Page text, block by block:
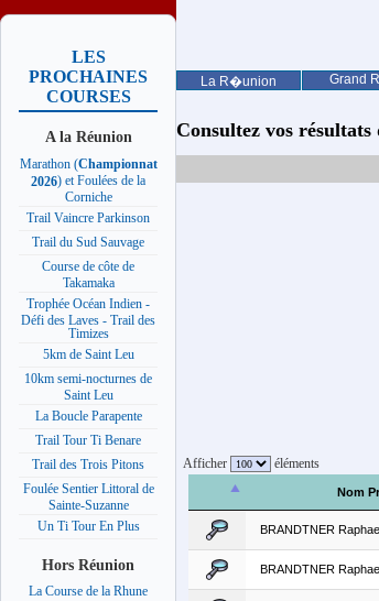
La R�union Grand
LES
PROCHAINES
COURSES
A la Réunion
Marathon (Championnat
2026) et Foulées de la
Corniche
Trail Vaincre Parkinson
Trail du Sud Sauvage
Course de côte de
Takamaka
Trophée Océan Indien -
Défi des Laves - Trail des
Timizes
5km de Saint Leu
10km semi-nocturnes de
Saint Leu
La Boucle Parapente
Trail Tour Ti Benare
Trail des Trois Pitons
Foulée Sentier Littoral de
Sainte-Suzanne
Un Ti Tour En Plus
Hors Réunion
La Course de la Rhune
Consultez vos
Afficher éléments
Nom
BRANDTNER
BRANDTNER